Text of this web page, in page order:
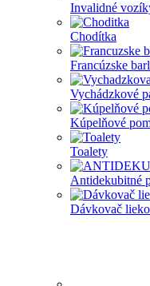
Invalidné
Chodítka
Francúzske
Vychádzkové
Kúpelňové
Toalety
Antidekubitné
Dávkovač